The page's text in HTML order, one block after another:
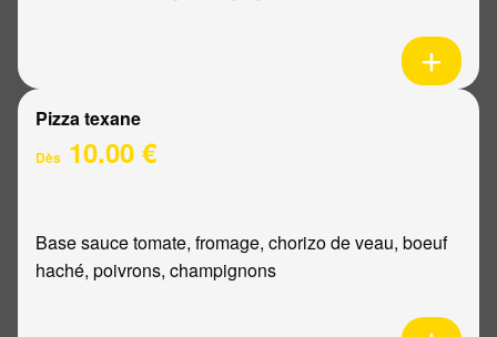
Pizza texane
Dès 10.00 €
Base sauce tomate, fromage, chorizo de veau, boeuf
haché, poivrons, champignons